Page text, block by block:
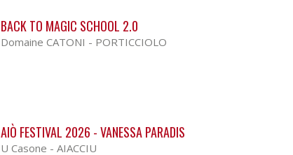
BACK TO MAGIC SCHOOL 2.0
Domaine CATONI - PORTICCIOLO
AIÒ FESTIVAL 2026 - VANESSA PARADIS
U Casone - AIACCIU